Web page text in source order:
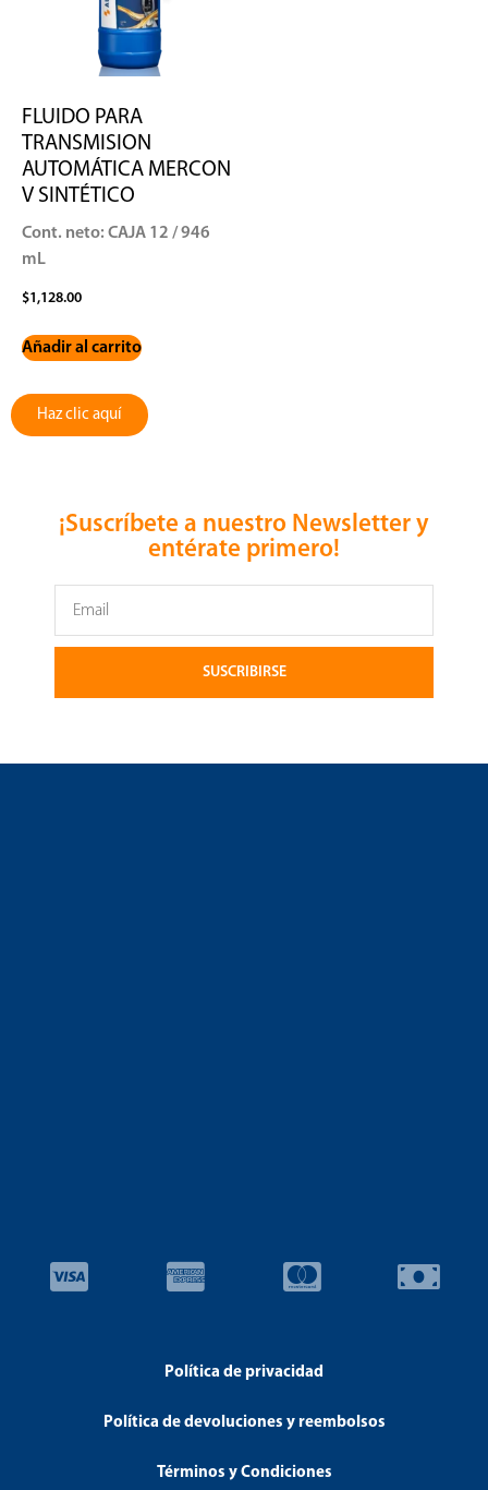
FLUIDO PARA
TRANSMISION
AUTOMÁTICA MERCON
V SINTÉTICO
Cont. neto: CAJA 12 / 946
mL
$1,128.00
Añadir al carrito
Haz clic aquí
¡Suscríbete a nuestro Newsletter y
entérate primero!
SUSCRIBIRSE
Política de privacidad
Política de devoluciones y reembolsos
Términos y Condiciones